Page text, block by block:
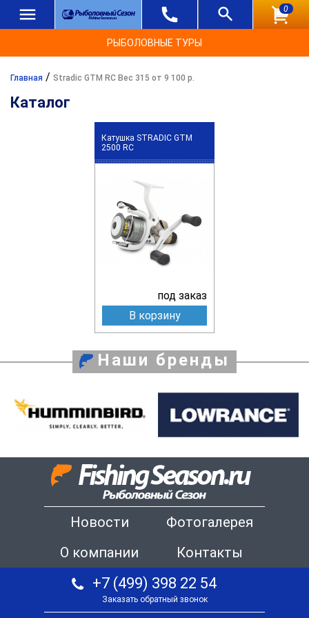
0
РЫБОЛОВНЫЕ ТУРЫ
Главная / Stradic GTM RC Вес 315 от 9 100 р.
Каталог
Катушка STRADIC GTM
2500 RC
под заказ
В корзину
Наши бренды
Новости
Фотогалерея
О компании
Контакты
+7 (499) 398 22 54
Заказать обратный звонок